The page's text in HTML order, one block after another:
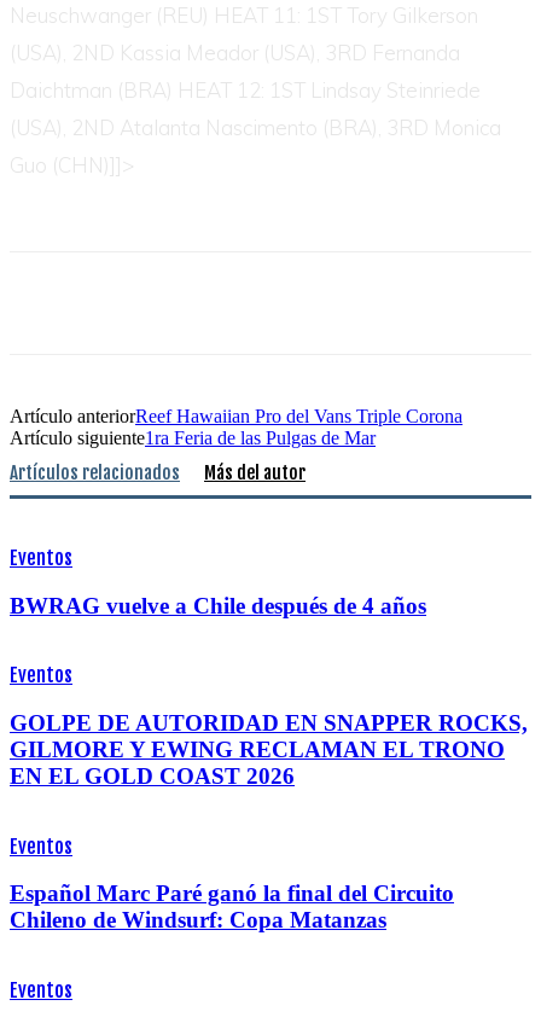
Neuschwanger (REU) HEAT 11: 1ST Tory Gilkerson
(USA), 2ND Kassia Meador (USA), 3RD Fernanda
Daichtman (BRA) HEAT 12: 1ST Lindsay Steinriede
(USA), 2ND Atalanta Nascimento (BRA), 3RD Monica
Guo (CHN)]]>
Artículo anteriorReef Hawaiian Pro del Vans Triple Corona
Artículo siguiente1ra Feria de las Pulgas de Mar
Artículos relacionados Más del autor
Eventos
BWRAG vuelve a Chile después de 4 años
Eventos
GOLPE DE AUTORIDAD EN SNAPPER ROCKS,
GILMORE Y EWING RECLAMAN EL TRONO
EN EL GOLD COAST 2026
Eventos
Español Marc Paré ganó la final del Circuito
Chileno de Windsurf: Copa Matanzas
Eventos